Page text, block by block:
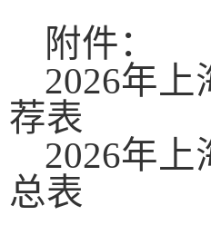
附件：
2026年上
荐表
2026年上
总表